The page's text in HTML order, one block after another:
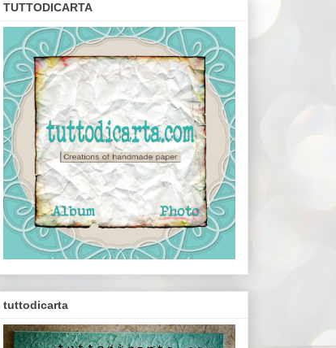
TUTTODICARTA
tuttodicarta